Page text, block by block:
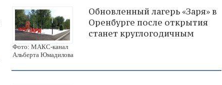
Фото: МАКС-канал
Альберта Юмадилова
Обновленный лагерь «Заря» в
Оренбурге после открытия
станет круглогодичным